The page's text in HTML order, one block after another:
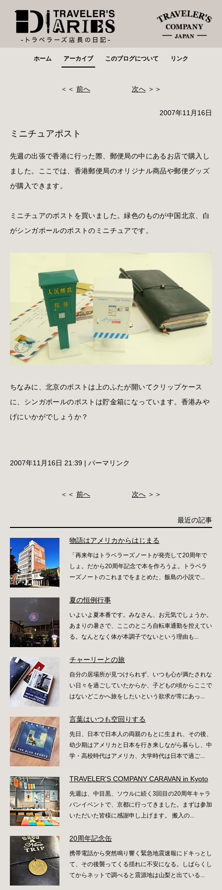
ホーム アーカイブ このブログについて リンク
＜＜ 前へ 次へ ＞＞
2007年11月16日
ミニチュアポスト
先週の出張で香港に行った際、郵便局の中にあるお店で購入し
ました。ここでは、香港郵便局のオリジナル商品や郵便グッズ
が購入できます。
ミニチュアのポストを買いました。緑色のものが中国北京、白
がシンガポールのポストのミニチュアです。
ちなみに、北京のポストは上のふたが開いてクリップケース
に、シンガポールのポストは貯金箱になっています。香港みや
げにいかがでしょうか？
2007年11月16日 21:39 | パーマリンク
＜＜ 前へ 次へ ＞＞
最近の記事
物語はアメリカからはじまる
「再来年はトラベラーズノートが発売して20周年で
しょ。だから20周年記念で本を作ろうよ。トラベラ
ーズノートのこれまでをまとめた、飯島の小説で...
夏の恒例行事
いよいよ夏本番です。みなさん、お元気でしょうか。
あまりの暑さで、ここのところ自転車通勤を控えてい
る。なんとなく体が本調子でないという理由も...
チャーリーとの旅
自分の居場所が見つけられず、いつも心が満たされな
い日々を過ごしていたからか、子どもの頃からここで
はないどこかへ旅をしたいという欲求が常にあっ...
言葉はいつも空回りする
先日、日本で日本人の両親のもとに生まれ、その後、
幼少期はアメリカと日本を行き来しながら暮らし、中
学・高校時代はアメリカ、大学時代は日本で過ご...
TRAVELER'S COMPANY CARAVAN in Kyoto
先週は、中目黒、ソウルに続く3回目の20周年キャラ
バンイベントで、京都に行ってきました。まずは参加
いただいた皆様に感謝申し上げます。 搬入の...
20周年記念缶
携帯電話から突然鳴り響く緊急地震速報にドキっとし
て、その後襲ってくる揺れに不安になる。しばらくし
てからネットで調べると震源地は山梨と出ている...